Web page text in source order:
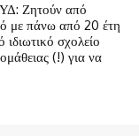
Ζητούν από
με πάνω από 20 έτη
ιδιωτικό σχολείο
(!) για να